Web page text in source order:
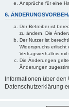
Ansprüche für eine
6.
Der Betreiber ist
zu ändern. Die
Der Nutzer ist
Widerspruchs
Vertragsverhältnis mit
Die Änderungen
Änderungen
Informationen über
Datenschutzerklärung